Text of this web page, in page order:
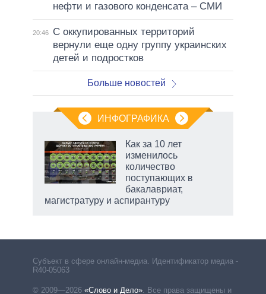
нефти и газового конденсата – СМИ
20:46
С оккупированных территорий
вернули еще одну группу украинских
детей и подростков
Больше новостей
ИНФОГРАФИКА
Как за 10 лет
изменилось
количество
поступающих в
бакалавриат,
магистратуру и аспирантуру
Субъект в сфере онлайн-медиа. Идентификатор медиа –
R40-05063
© 2009—2026 «Слово и Дело». Все права защищены и